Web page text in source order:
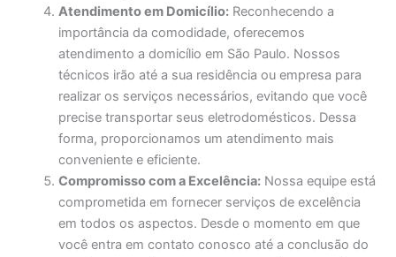
Atendimento em Domicílio: Reconhecendo a
importância da comodidade, oferecemos
atendimento a domicílio em São Paulo. Nossos
técnicos irão até a sua residência ou empresa para
realizar os serviços necessários, evitando que você
precise transportar seus eletrodomésticos. Dessa
forma, proporcionamos um atendimento mais
conveniente e eficiente.
Compromisso com a Excelência: Nossa equipe está
comprometida em fornecer serviços de excelência
em todos os aspectos. Desde o momento em que
você entra em contato conosco até a conclusão do